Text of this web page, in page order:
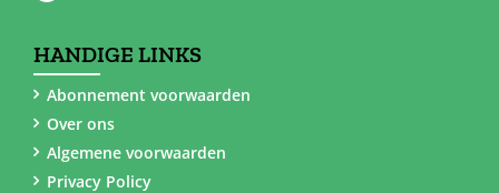
HANDIGE LINKS
Abonnement voorwaarden
Over ons
Algemene voorwaarden
Privacy Policy